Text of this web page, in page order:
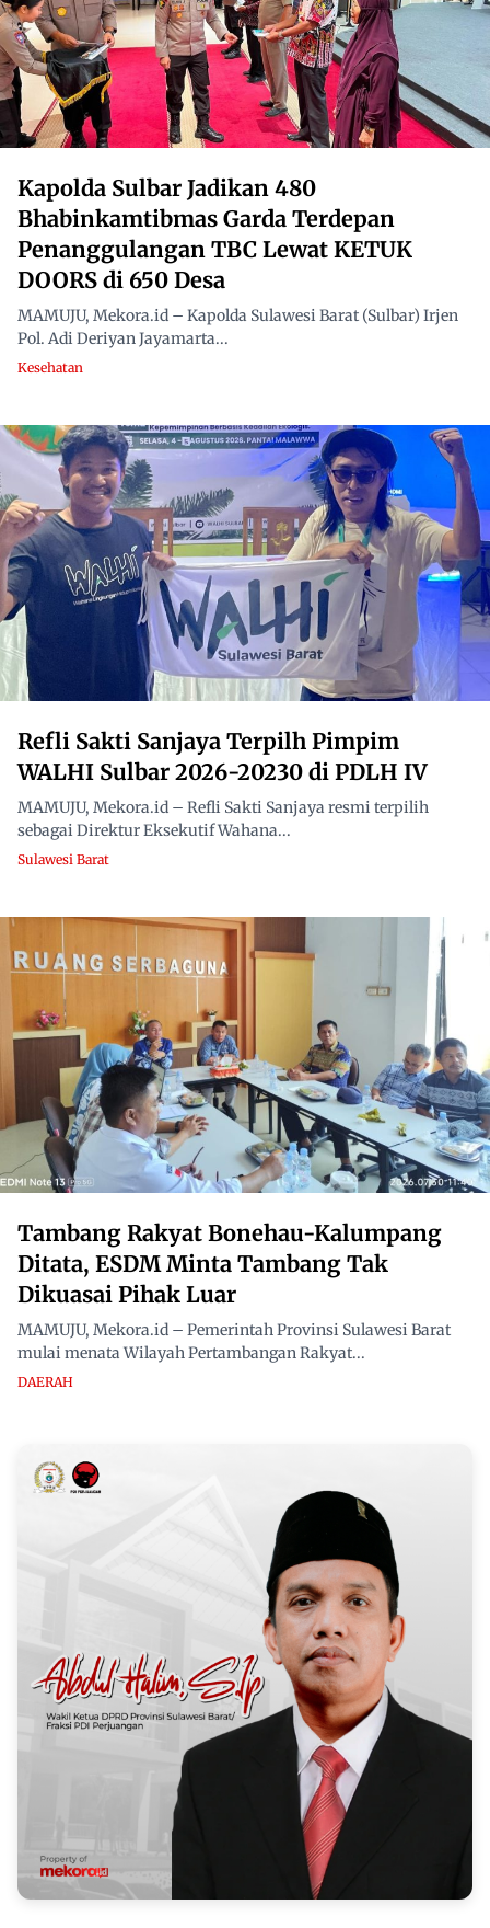
Kapolda Sulbar Jadikan 480
Bhabinkamtibmas Garda Terdepan
Penanggulangan TBC Lewat KETUK
DOORS di 650 Desa
MAMUJU, Mekora.id – Kapolda Sulawesi Barat (Sulbar) Irjen
Pol. Adi Deriyan Jayamarta...
Kesehatan
Refli Sakti Sanjaya Terpilh Pimpim
WALHI Sulbar 2026-20230 di PDLH IV
MAMUJU, Mekora.id – Refli Sakti Sanjaya resmi terpilih
sebagai Direktur Eksekutif Wahana...
Sulawesi Barat
Tambang Rakyat Bonehau-Kalumpang
Ditata, ESDM Minta Tambang Tak
Dikuasai Pihak Luar
MAMUJU, Mekora.id – Pemerintah Provinsi Sulawesi Barat
mulai menata Wilayah Pertambangan Rakyat...
DAERAH